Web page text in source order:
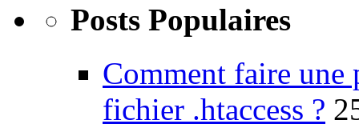
Posts Populaires
Comment faire une
fichier .htaccess ?